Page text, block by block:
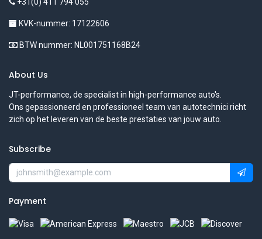
KVK-nummer: 17122606
BTW nummer: NL001751168B24
About Us
JT-performance, de specialist in high-performance auto's.
Ons gepassioneerd en professioneel team van autotechnici richt
zich op het leveren van de beste prestaties van jouw auto.
Subscribe
Payment